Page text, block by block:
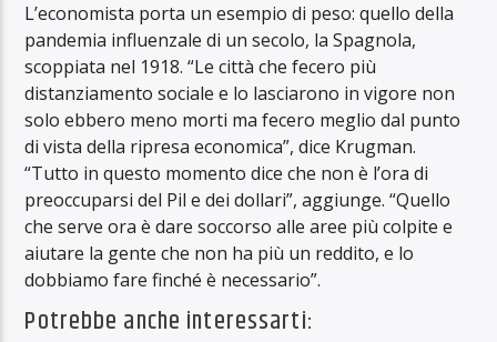
L’economista porta un esempio di peso: quello della
pandemia influenzale di un secolo, la Spagnola,
scoppiata nel 1918. “Le città che fecero più
distanziamento sociale e lo lasciarono in vigore non
solo ebbero meno morti ma fecero meglio dal punto
di vista della ripresa economica”, dice Krugman.
“Tutto in questo momento dice che non è l’ora di
preoccuparsi del Pil e dei dollari”, aggiunge. “Quello
che serve ora è dare soccorso alle aree più colpite e
aiutare la gente che non ha più un reddito, e lo
dobbiamo fare finché è necessario”.
Potrebbe anche interessarti: